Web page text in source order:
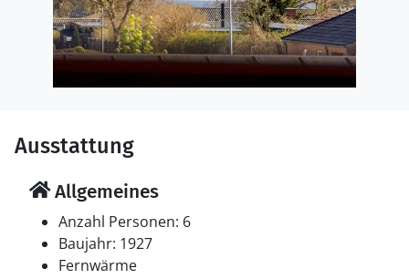
Ausstattung
Allgemeines
Anzahl Personen: 6
Baujahr: 1927
Fernwärme